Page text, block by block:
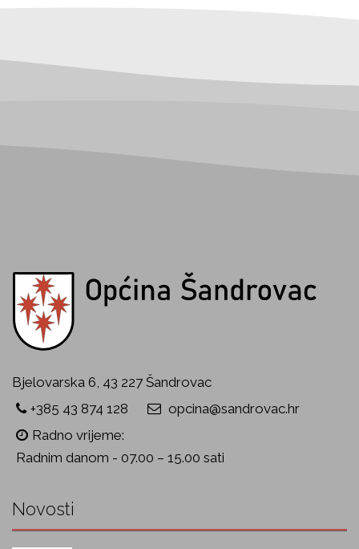
Bjelovarska 6, 43 227 Šandrovac
+385 43 874 128
opcina@sandrovac.hr
Radno vrijeme:
Radnim danom - 07.00 – 15.00 sati
Novosti